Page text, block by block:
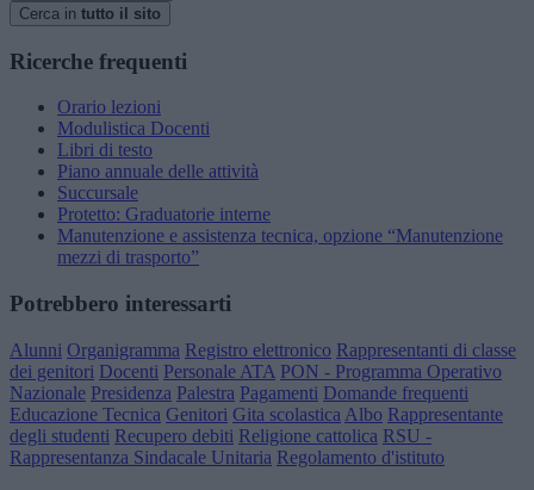
Cerca in tutto il sito
Ricerche frequenti
Orario lezioni
Modulistica Docenti
Libri di testo
Piano annuale delle attività
Succursale
Protetto: Graduatorie interne
Manutenzione e assistenza tecnica, opzione “Manutenzione
mezzi di trasporto”
Potrebbero interessarti
Alunni Organigramma Registro elettronico Rappresentanti di classe
dei genitori Docenti Personale ATA PON - Programma Operativo
Nazionale Presidenza Palestra Pagamenti Domande frequenti
Educazione Tecnica Genitori Gita scolastica Albo Rappresentante
degli studenti Recupero debiti Religione cattolica RSU -
Rappresentanza Sindacale Unitaria Regolamento d'istituto